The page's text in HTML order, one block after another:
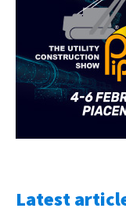
Latest